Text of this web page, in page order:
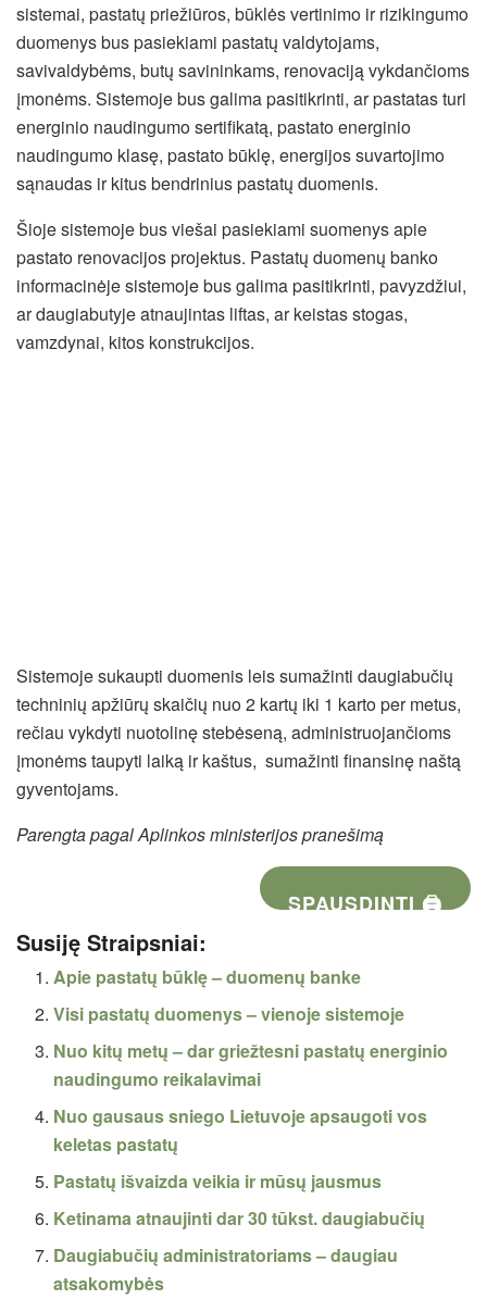
sistemai, pastatų priežiūros, būklės vertinimo ir rizikingumo
duomenys bus pasiekiami pastatų valdytojams,
savivaldybėms, butų savininkams, renovaciją vykdančioms
įmonėms. Sistemoje bus galima pasitikrinti, ar pastatas turi
energinio naudingumo sertifikatą, pastato energinio
naudingumo klasę, pastato būklę, energijos suvartojimo
sąnaudas ir kitus bendrinius pastatų duomenis.
Šioje sistemoje bus viešai pasiekiami suomenys apie
pastato renovacijos projektus. Pastatų duomenų banko
informacinėje sistemoje bus galima pasitikrinti, pavyzdžiui,
ar daugiabutyje atnaujintas liftas, ar keistas stogas,
vamzdynai, kitos konstrukcijos.
Sistemoje sukaupti duomenis leis sumažinti daugiabučių
techninių apžiūrų skaičių nuo 2 kartų iki 1 karto per metus,
rečiau vykdyti nuotolinę stebėseną, administruojančioms
įmonėms taupyti laiką ir kaštus, sumažinti finansinę naštą
gyventojams.
Parengta pagal Aplinkos ministerijos pranešimą
SPAUSDINTI 🖨
Susiję Straipsniai:
Apie pastatų būklę – duomenų banke
Visi pastatų duomenys – vienoje sistemoje
Nuo kitų metų – dar griežtesni pastatų energinio
naudingumo reikalavimai
Nuo gausaus sniego Lietuvoje apsaugoti vos
keletas pastatų
Pastatų išvaizda veikia ir mūsų jausmus
Ketinama atnaujinti dar 30 tūkst. daugiabučių
Daugiabučių administratoriams – daugiau
atsakomybės